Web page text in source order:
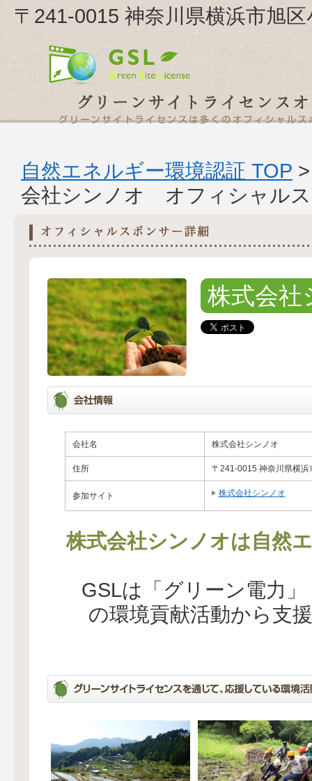
〒241-0015 神奈川県横浜市旭
自然エネルギー環境認証 TOP
会社シンノオ オフィシャル
株式会社
会社名 株式会社シンノオ
住所 〒241-0015 神奈川県横浜
参加サイト 株式会社シンノオ
株式会社シンノオは自然
GSLは「グリーン電力
の環境貢献活動から支